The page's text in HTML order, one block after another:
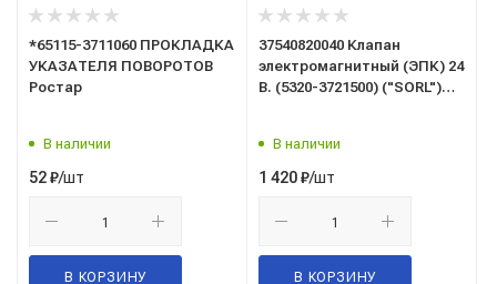
*65115-3711060 ПРОКЛАДКА
УКАЗАТЕЛЯ ПОВОРОТОВ
Ростар
В наличии
52₽/шт
В КОРЗИНУ
37540820040 Клапан
электромагнитный (ЭПК) 24
В. (5320-3721500) ("SORL")
В наличии
1 420₽/шт
В КОРЗИНУ